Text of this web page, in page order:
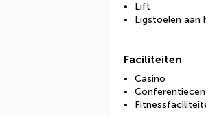
Lift
Ligstoelen aan
Faciliteiten
Casino